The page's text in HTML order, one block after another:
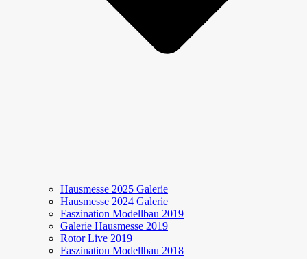
Hausmesse 2025 Galerie
Hausmesse 2024 Galerie
Faszination Modellbau 2019
Galerie Hausmesse 2019
Rotor Live 2019
Faszination Modellbau 2018